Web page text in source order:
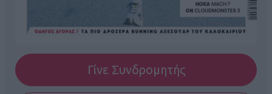
Γίνε Συνδρομητής